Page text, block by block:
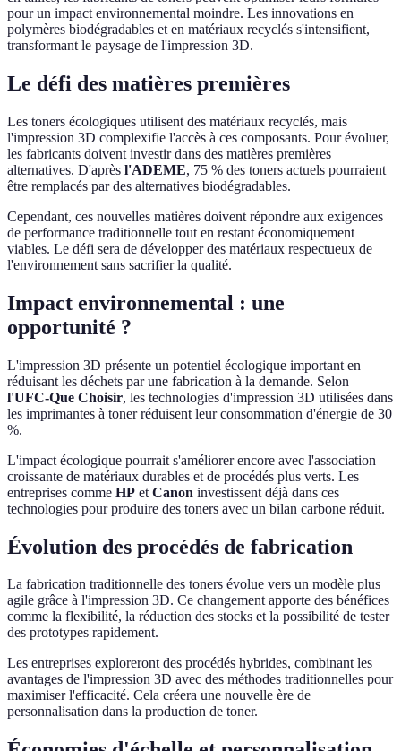
pour un impact environnemental moindre. Les innovations en
polymères biodégradables et en matériaux recyclés s'intensifient,
transformant le paysage de l'impression 3D.
Le défi des matières premières
Les toners écologiques utilisent des matériaux recyclés, mais
l'impression 3D complexifie l'accès à ces composants. Pour évoluer,
les fabricants doivent investir dans des matières premières
alternatives. D'après l'ADEME, 75 % des toners actuels pourraient
être remplacés par des alternatives biodégradables.
Cependant, ces nouvelles matières doivent répondre aux exigences
de performance traditionnelle tout en restant économiquement
viables. Le défi sera de développer des matériaux respectueux de
l'environnement sans sacrifier la qualité.
Impact environnemental : une
opportunité ?
L'impression 3D présente un potentiel écologique important en
réduisant les déchets par une fabrication à la demande. Selon
l'UFC-Que Choisir, les technologies d'impression 3D utilisées dans
les imprimantes à toner réduisent leur consommation d'énergie de 30
%.
L'impact écologique pourrait s'améliorer encore avec l'association
croissante de matériaux durables et de procédés plus verts. Les
entreprises comme HP et Canon investissent déjà dans ces
technologies pour produire des toners avec un bilan carbone réduit.
Évolution des procédés de fabrication
La fabrication traditionnelle des toners évolue vers un modèle plus
agile grâce à l'impression 3D. Ce changement apporte des bénéfices
comme la flexibilité, la réduction des stocks et la possibilité de tester
des prototypes rapidement.
Les entreprises exploreront des procédés hybrides, combinant les
avantages de l'impression 3D avec des méthodes traditionnelles pour
maximiser l'efficacité. Cela créera une nouvelle ère de
personnalisation dans la production de toner.